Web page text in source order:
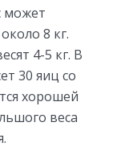
может
8 кг.
4-5 кг. В
30 яиц со
хорошей
веса